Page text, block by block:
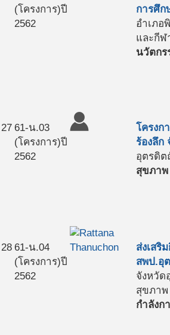
(โครงการ)ปี
2562
การศึก
อำเภอ
และกีฬ
นวัตกร
27 61-น.03
(โครงการ)ปี
2562
โครงก
ร้องลึก
อุตรดิต
สุขภาพ
28 61-น.04
(โครงการ)ปี
2562
ส่งเสริ
สพป.อุ
จังหวัด
สุขภาพ
กำลังก